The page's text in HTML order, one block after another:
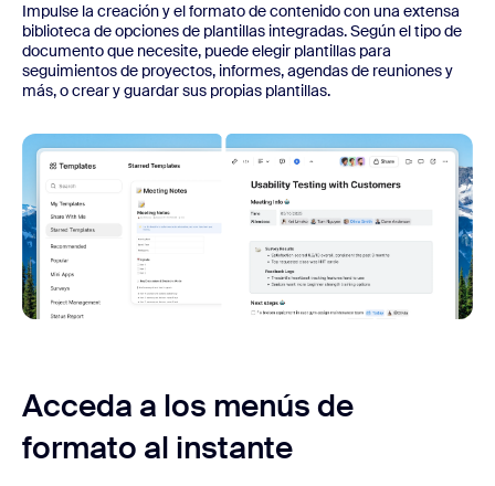
Impulse la creación y el formato de contenido con una extensa
biblioteca de opciones de plantillas integradas. Según el tipo de
documento que necesite, puede elegir plantillas para
seguimientos de proyectos, informes, agendas de reuniones y
más, o crear y guardar sus propias plantillas.
Acceda a los menús de
formato al instante